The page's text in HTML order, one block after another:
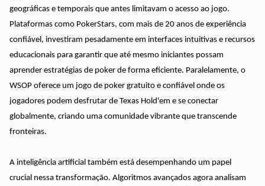
geográficas e temporais que antes limitavam o acesso ao jogo.
Plataformas como PokerStars, com mais de 20 anos de experiência
confiável, investiram pesadamente em interfaces intuitivas e recursos
educacionais para garantir que até mesmo iniciantes possam
aprender estratégias de poker de forma eficiente. Paralelamente, o
WSOP oferece um jogo de poker gratuito e confiável onde os
jogadores podem desfrutar de Texas Hold'em e se conectar
globalmente, criando uma comunidade vibrante que transcende
fronteiras.
A inteligência artificial também está desempenhando um papel
crucial nessa transformação. Algoritmos avançados agora analisam